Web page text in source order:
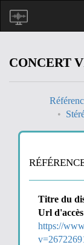
CONCERT
Titre du
Url
https://